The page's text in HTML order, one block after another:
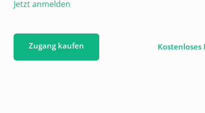
Jetzt anmelden
Zugang kaufen Kostenloses